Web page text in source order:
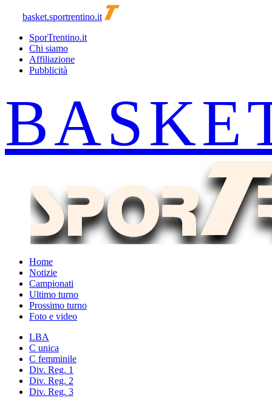
basket.sportrentino.it
SporTrentino.it
Chi siamo
Affiliazione
Pubblicità
Home
Notizie
Campionati
Ultimo turno
Prossimo turno
Foto e video
LBA
C unica
C femminile
Div. Reg. 1
Div. Reg. 2
Div. Reg. 3